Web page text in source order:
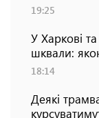
19:25
У Харкові
шквали:
18:14
Деякі